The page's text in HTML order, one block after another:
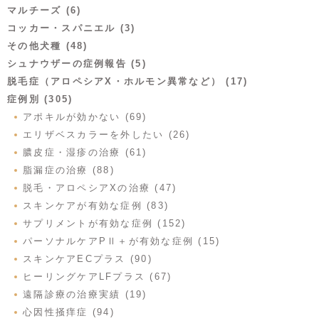
マルチーズ (6)
コッカー・スパニエル (3)
その他犬種 (48)
シュナウザーの症例報告 (5)
脱毛症（アロペシアX・ホルモン異常など） (17)
症例別 (305)
アポキルが効かない (69)
エリザベスカラーを外したい (26)
膿皮症・湿疹の治療 (61)
脂漏症の治療 (88)
脱毛・アロペシアXの治療 (47)
スキンケアが有効な症例 (83)
サプリメントが有効な症例 (152)
パーソナルケアPⅡ＋が有効な症例 (15)
スキンケアECプラス (90)
ヒーリングケアLFプラス (67)
遠隔診療の治療実績 (19)
心因性掻痒症 (94)